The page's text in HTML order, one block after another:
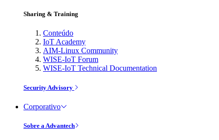
Sharing & Training
Conteúdo
IoT Academy
AIM-Linux Community
WISE-IoT Forum
WISE-IoT Technical Documentation
Security Advisory
Corporativo
Sobre a Advantech